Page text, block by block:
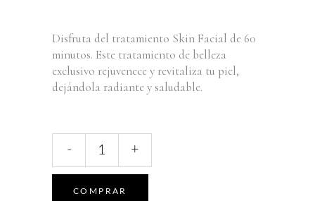
Disfruta del tratamiento Skin Facial de 60
minutos. Este tratamiento de belleza
exclusivo rejuvenece y revitaliza tu piel,
dejándola radiante y saludable.
quantity
- +
COMPRAR